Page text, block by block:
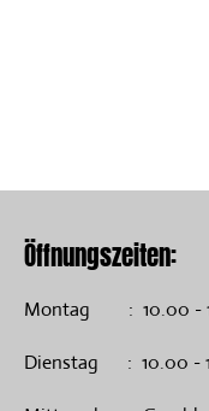
Öffnungszeiten:
Montag : 10.00 -
Dienstag : 10.00 -